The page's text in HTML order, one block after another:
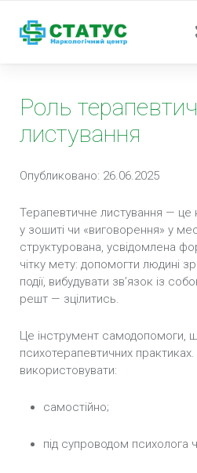
Роль
листування
Опубликовано: 26.06.2025
Терапевтичне листування — це
у зошиті чи «виговорення» у
структурована, усвідомлена
чітку мету: допомогти людині
події, вибудувати зв’язок із
решт — зцілитись.
Це інструмент самодопомоги,
психотерапевтичних
використовувати:
самостійно;
під супроводом психолога